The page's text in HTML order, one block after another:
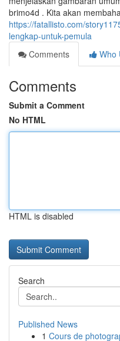
brimo4d . Kita akan
https://fatallisto.com/
lengkap-untuk-pemula
Comments
Who
Comments
Submit a Comment
No HTML
HTML is disabled
Search
Published News
1 Cours de